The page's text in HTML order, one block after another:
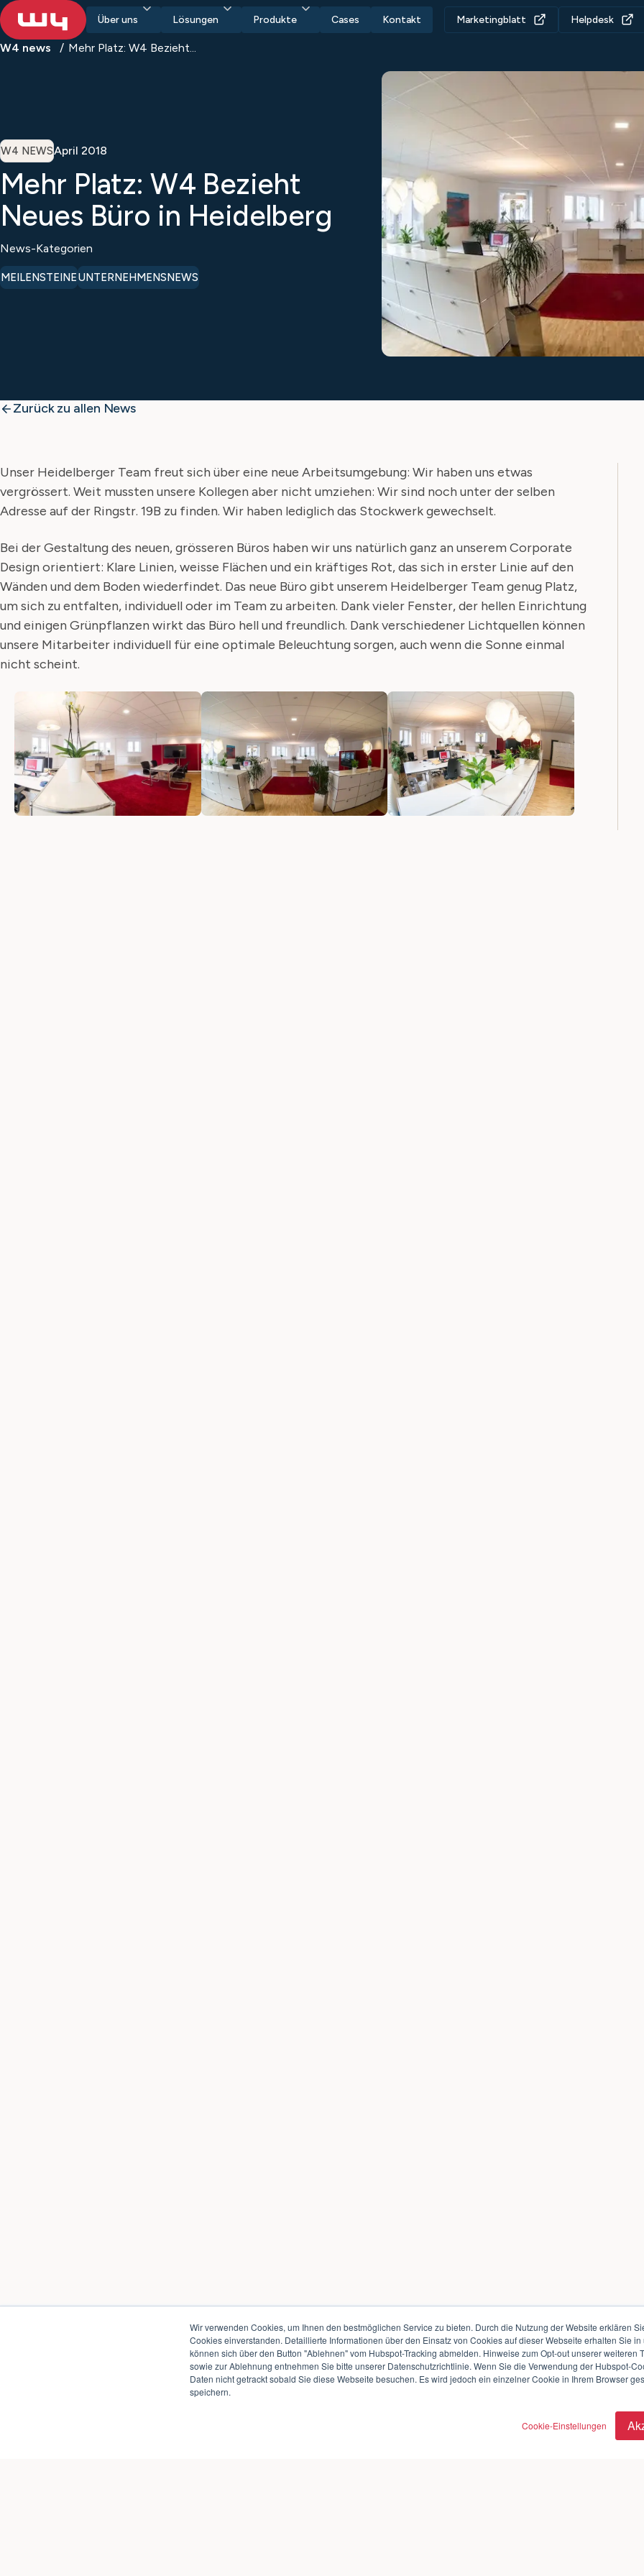
Wir verwenden Cookies, um Ihnen den bestmöglichen Service zu bieten. Durch die Nutzung der Website erklären
Cookies einverstanden. Detaillierte Informationen über den Einsatz von Cookies auf dieser Webseite erhalten Sie in
können sich über den Button "Ablehnen" vom Hubspot-Tracking abmelden. Hinweise zum Opt-out unserer weiteren
sowie zur Ablehnung entnehmen Sie bitte unserer Datenschutzrichtlinie. Wenn Sie die Verwendung der Hubspot-
Daten nicht getrackt sobald Sie diese Webseite besuchen. Es wird jedoch ein einzelner Cookie in Ihrem Browser
speichern.
Cookie-Einstellungen
Über uns Lösungen Produkte Cases Kontakt Marketingblatt Helpdesk
W4 news Mehr Platz: W4 Bezieht...
W4 NEWSApril 2018
Mehr Platz: W4 Bezieht
Neues Büro in Heidelberg
News-Kategorien
MEILENSTEINEUNTERNEHMENSNEWS
Zurück zu allen News
Unser Heidelberger Team freut sich über eine neue Arbeitsumgebung: Wir haben uns etwas
vergrössert. Weit mussten unsere Kollegen aber nicht umziehen: Wir sind noch unter der selben
Adresse auf der Ringstr. 19B zu finden. Wir haben lediglich das Stockwerk gewechselt.
Bei der Gestaltung des neuen, grösseren Büros haben wir uns natürlich ganz an unserem Corporate
Design orientiert: Klare Linien, weisse Flächen und ein kräftiges Rot, das sich in erster Linie auf den
Wänden und dem Boden wiederfindet. Das neue Büro gibt unserem Heidelberger Team genug Platz,
um sich zu entfalten, individuell oder im Team zu arbeiten. Dank vieler Fenster, der hellen Einrichtung
und einigen Grünpflanzen wirkt das Büro hell und freundlich. Dank verschiedener Lichtquellen können
unsere Mitarbeiter individuell für eine optimale Beleuchtung sorgen, auch wenn die Sonne einmal
nicht scheint.